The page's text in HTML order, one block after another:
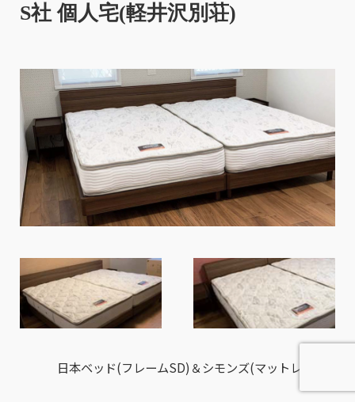
S社 個人宅(軽井沢別荘)
日本ベッド(フレームSD)＆シモンズ(マットレスSD)